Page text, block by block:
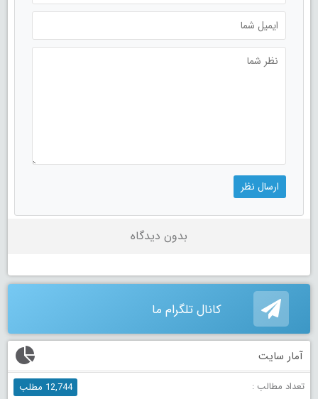
بدون دیدگاه
کانال تلگرام ما
آمار سایت
تعداد مطالب :
12,744 مطلب